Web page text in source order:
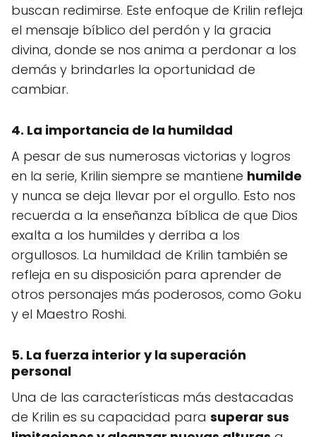
buscan redimirse. Este enfoque de Krilin refleja
el mensaje bíblico del perdón y la gracia
divina, donde se nos anima a perdonar a los
demás y brindarles la oportunidad de
cambiar.
4. La importancia de la humildad
A pesar de sus numerosas victorias y logros
en la serie, Krilin siempre se mantiene humilde
y nunca se deja llevar por el orgullo. Esto nos
recuerda a la enseñanza bíblica de que Dios
exalta a los humildes y derriba a los
orgullosos. La humildad de Krilin también se
refleja en su disposición para aprender de
otros personajes más poderosos, como Goku
y el Maestro Roshi.
5. La fuerza interior y la superación
personal
Una de las características más destacadas
de Krilin es su capacidad para superar sus